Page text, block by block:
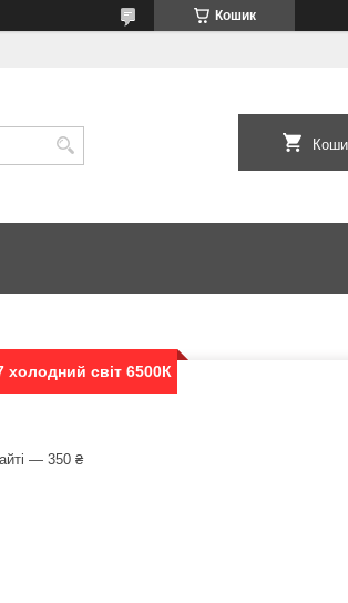
Кошик
холодний світ 6500К
— 350 ₴